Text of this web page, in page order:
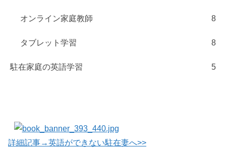
オンライン家庭教師 8
タブレット学習 8
駐在家庭の英語学習 5
詳細記事→英語ができない駐在妻へ>>